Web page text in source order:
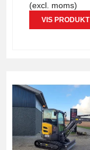
(excl. moms)
VIS PRODUKT